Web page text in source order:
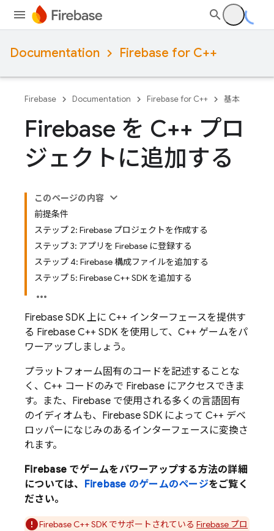
Documentation Firebase for C++
Firebase Documentation Firebase for C++ 基本
Firebase を C++ プロ
ジェクトに追加する
このページの内容
前提条件
ステップ 2: Firebase プロジェクトを作成する
ステップ 3: アプリを Firebase に登録する
ステップ 4: Firebase 構成ファイルを追加する
ステップ 5: Firebase C++ SDK を追加する
Firebase SDK 上に C++ インターフェースを提供す
る Firebase C++ SDK を使用して、C++ ゲームをパ
ワーアップしましょう。
プラットフォーム固有のコードを記述することな
く、C++ コードのみで Firebase にアクセスできま
す。また、Firebase で使用される多くの言語固有
のイディオムも、Firebase SDK によって C++ デベ
ロッパーになじみのあるインターフェースに変換さ
れます。
Firebase でゲームをパワーアップする方法の詳細
については、 Firebase のゲームのページをご覧く
ださい。
FirebaseC++SDK でサポートされている Firebase プロ